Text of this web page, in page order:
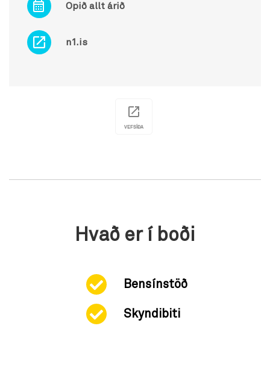
Opið allt árið
n1.is
VEFSÍÐA
Hvað er í boði
Bensínstöð
Skyndibiti